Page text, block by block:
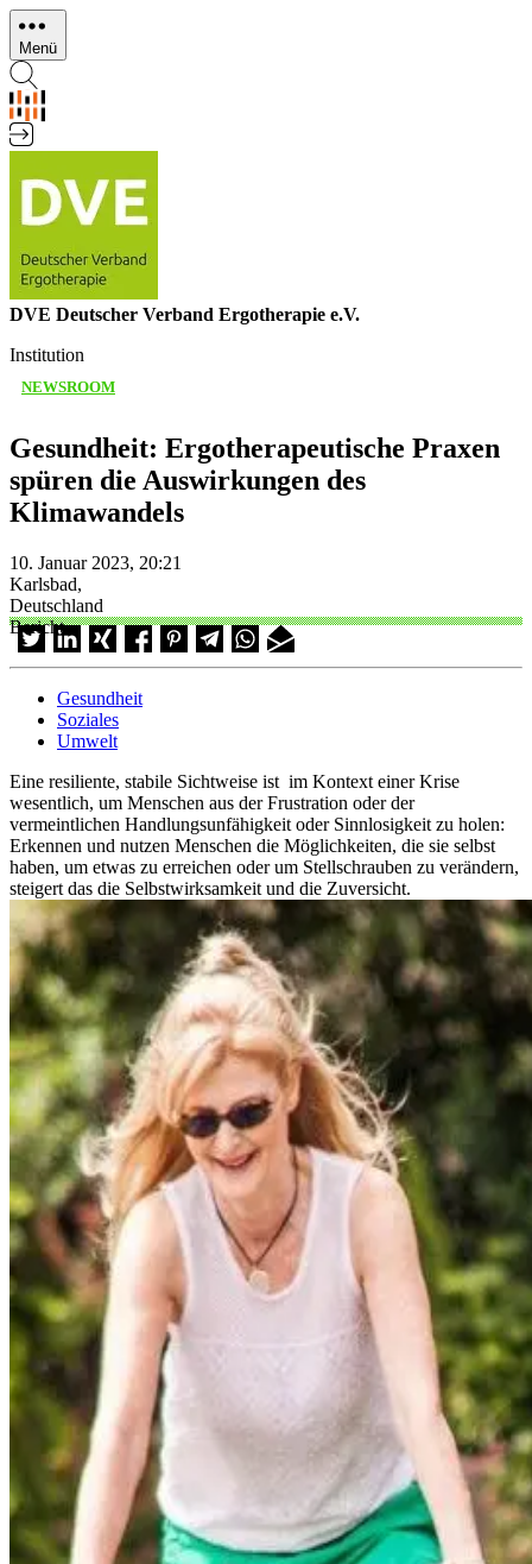
Direkt
zum
Inhalt
Menü
DVE Deutscher Verband Ergotherapie e.V.
Institution
NEWSROOM
Gesundheit: Ergotherapeutische Praxen
spüren die Auswirkungen des
Klimawandels
10. Januar 2023, 20:21
Karlsbad,
Deutschland
Bericht
Gesundheit
Soziales
Umwelt
Eine resiliente, stabile Sichtweise ist im Kontext einer Krise
wesentlich, um Menschen aus der Frustration oder der
vermeintlichen Handlungsunfähigkeit oder Sinnlosigkeit zu holen:
Erkennen und nutzen Menschen die Möglichkeiten, die sie selbst
haben, um etwas zu erreichen oder um Stellschrauben zu verändern,
steigert das die Selbstwirksamkeit und die Zuversicht.